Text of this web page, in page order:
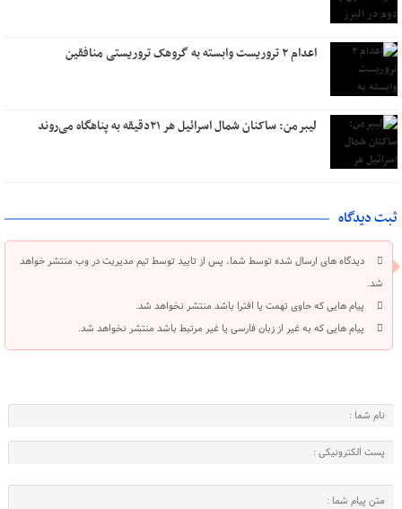
اعدام ۲ تروریست وابسته به گروهک تروریستی منافقین
لیبرمن: ساکنان شمال اسرائیل هر ۲۱دقیقه به پناهگاه می‌روند
ثبت دیدگاه
دیدگاه های ارسال شده توسط شما، پس از تایید توسط تیم مدیریت در وب منتشر خواهد
شد.
پیام هایی که حاوی تهمت یا افترا باشد منتشر نخواهد شد.
پیام هایی که به غیر از زبان فارسی یا غیر مرتبط باشد منتشر نخواهد شد.